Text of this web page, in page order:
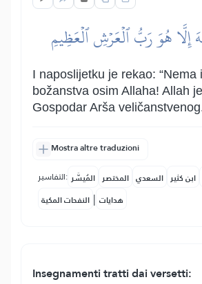
I naposlijetku je rekao: “Nema
božanstva osim Allaha! Allah je
Gospodar Arša
Mostra altre traduzioni
التفاسير: المُيسَّر المختصر السعدي ابن كثير
النفحات المكية | هدايات
Insegnamenti tratti dai versetti: